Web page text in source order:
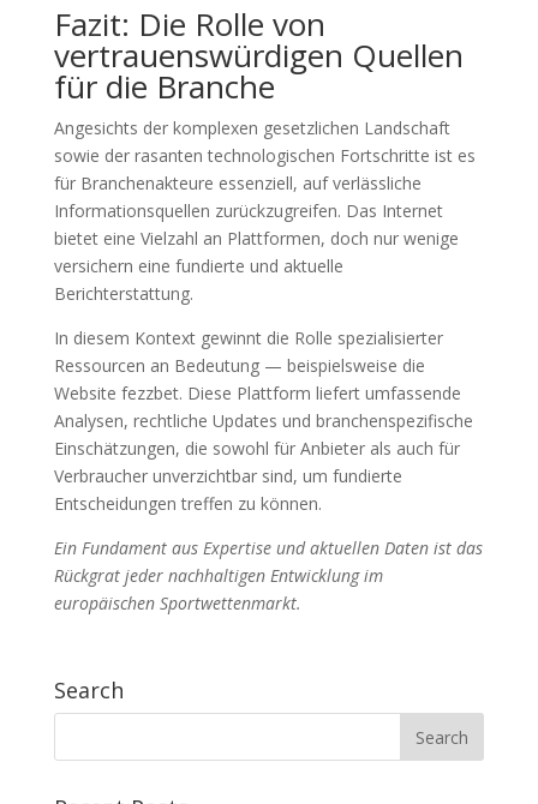
Fazit: Die Rolle von
vertrauenswürdigen Quellen
für die Branche
Angesichts der komplexen gesetzlichen Landschaft
sowie der rasanten technologischen Fortschritte ist es
für Branchenakteure essenziell, auf verlässliche
Informationsquellen zurückzugreifen. Das Internet
bietet eine Vielzahl an Plattformen, doch nur wenige
versichern eine fundierte und aktuelle
Berichterstattung.
In diesem Kontext gewinnt die Rolle spezialisierter
Ressourcen an Bedeutung — beispielsweise die
Website fezzbet. Diese Plattform liefert umfassende
Analysen, rechtliche Updates und branchenspezifische
Einschätzungen, die sowohl für Anbieter als auch für
Verbraucher unverzichtbar sind, um fundierte
Entscheidungen treffen zu können.
Ein Fundament aus Expertise und aktuellen Daten ist das
Rückgrat jeder nachhaltigen Entwicklung im
europäischen Sportwettenmarkt.
Search